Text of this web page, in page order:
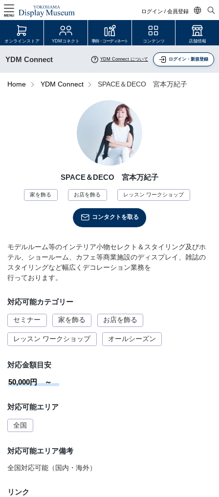
ログイン / 会員登録
日本語
中文简体
MENU
ログイン・会員登録
リンク
JDCA(ディスプレイスクール)
会社情報
採用情報
お問い合わせ
プライバシーポリシー
オンラインストア YDMコネクト 事例・コーディネート コンテンツ 店舗情報
YDM Connect YDM Connect について ログイン・新規登録
Home YDM Connect SPACE＆DECO 宮本万紀子
SPACE＆DECO 宮本万紀子
家を飾る お店を飾る レッスン ワークショップ
コンタクトを取る
モデルルーム等のインテリア小物セレクト＆スタイリング及びホ
テル、ショールーム、カフェ等商業施設のディスプレイ、雑誌の
スタイリングなど幅広くデコレーション業務を
行っております。
対応可能カテゴリー
セミナー 家を飾る お店を飾る
レッスン ワークショップ オールシーズン
対応金額目安
50,000円 ～
対応可能エリア
全国
対応可能エリア備考
全国対応可能（国内・海外）
リンク